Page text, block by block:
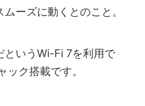
ーズに動くとのこと。
というWi-Fi 7を利用で
ク搭載です。